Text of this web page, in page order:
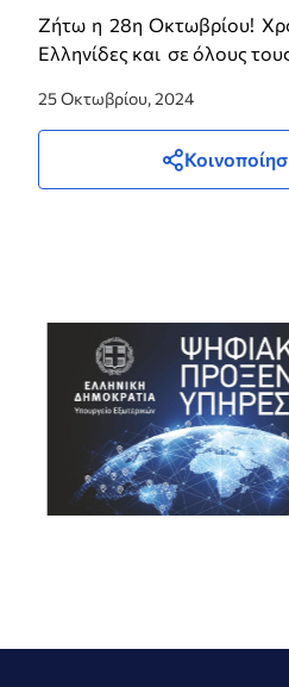
Ζήτω η 28η Οκτωβρίου!
Ελληνίδες και σε όλους
25 Οκτωβρίου, 2024